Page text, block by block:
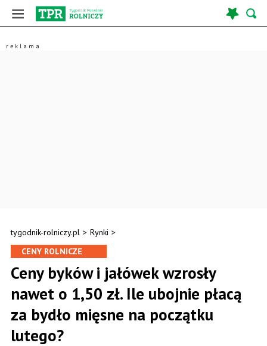
tygodnik-rolniczy.pl > Rynki >
CENY ROLNICZE
Ceny byków i jałówek wzrosły
nawet o 1,50 zł. Ile ubojnie płacą
za bydło mięsne na początku
lutego?